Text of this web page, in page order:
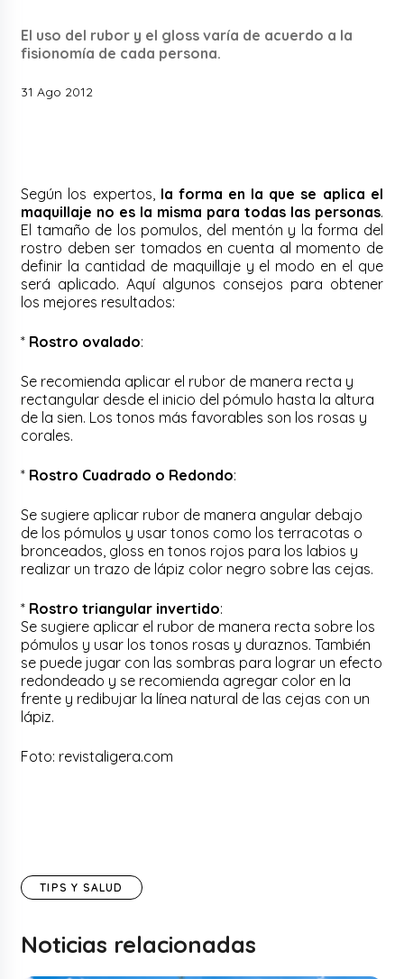
El uso del rubor y el gloss varía de acuerdo a la
fisionomía de cada persona.
31 Ago 2012
Según los expertos, la forma en la que se aplica el
maquillaje no es la misma para todas las personas.
El tamaño de los pomulos, del mentón y la forma del
rostro deben ser tomados en cuenta al momento de
definir la cantidad de maquillaje y el modo en el que
será aplicado. Aquí algunos consejos para obtener
los mejores resultados:
* Rostro ovalado:
Se recomienda aplicar el rubor de manera recta y
rectangular desde el inicio del pómulo hasta la altura
de la sien. Los tonos más favorables son los rosas y
corales.
* Rostro Cuadrado o Redondo:
Se sugiere aplicar rubor de manera angular debajo
de los pómulos y usar tonos como los terracotas o
bronceados, gloss en tonos rojos para los labios y
realizar un trazo de lápiz color negro sobre las cejas.
* Rostro triangular invertido:
Se sugiere aplicar el rubor de manera recta sobre los
pómulos y usar los tonos rosas y duraznos. También
se puede jugar con las sombras para lograr un efecto
redondeado y se recomienda agregar color en la
frente y redibujar la línea natural de las cejas con un
lápiz.
Foto: revistaligera.com
TIPS Y SALUD
Noticias relacionadas